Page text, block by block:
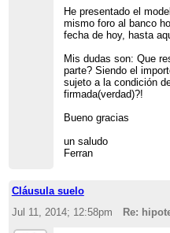
He presentado el
mismo foro al banco
fecha de hoy, hasta
Mis dudas son: Que
parte? Siendo el
sujeto a la condición
firmada(verdad)?!
Bueno gracias
un saludo
Ferran
Cláusula suelo
Jul 11, 2014; 12:58pm
Re: